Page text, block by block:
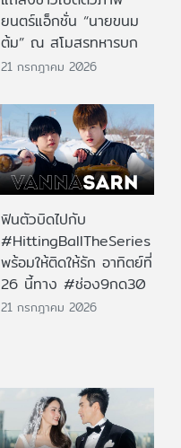
ยนตร์แอ็กชั่น “นายขนม
ต้ม” ณ สโมสรทหารบก
21 กรกฎาคม 2026
ฟินตัวบิดไปกับ
#HittingBallTheSeries
พร้อมให้ติดให้รัก อาทิตย์ที่
26 นี้ทาง #ช่อง9กด30
21 กรกฎาคม 2026